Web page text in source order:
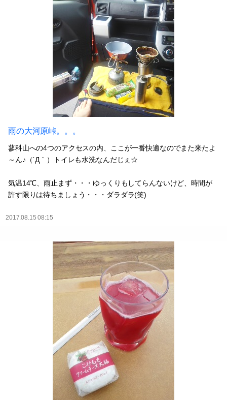
雨の大河原峠。。。
蓼科山への4つのアクセスの内、ここが一番快適なのでまた来たよ
～ん♪（´Д｀）トイレも水洗なんだじぇ☆
気温14℃、雨止まず・・・ゆっくりもしてらんないけど、時間が
許す限りは待ちましょう・・・ダラダラ(笑)
2017.08.15 08:15